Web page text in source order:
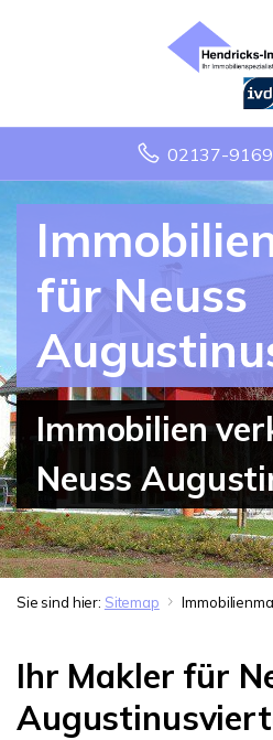
02137-
für Neuss
Immobilien
Neuss
Sie sind hier: Sitemap
Ihr Makler für